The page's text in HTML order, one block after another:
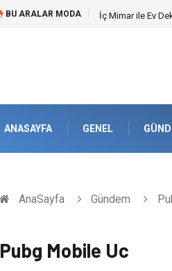
BU ARALAR MODA Kuveyt Nakliye
ANASAYFA GENEL
AnaSayfa Gündem
Pubg Mobile Uc